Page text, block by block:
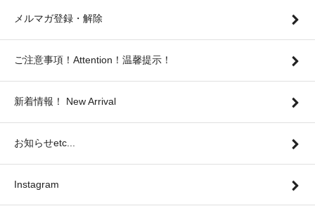
メルマガ登録・解除
ご注意事項！Attention！温馨提示！
新着情報！ New Arrival
お知らせetc...
Instagram